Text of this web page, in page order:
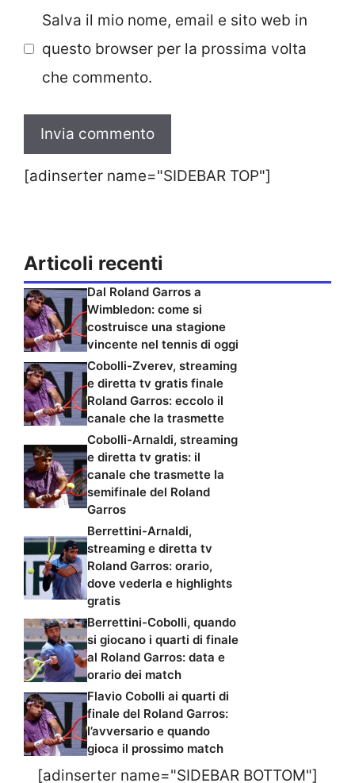
Salva il mio nome, email e sito web in
questo browser per la prossima volta
che commento.
[adinserter name="SIDEBAR TOP"]
Articoli recenti
Dal Roland Garros a
Wimbledon: come si
costruisce una stagione
vincente nel tennis di oggi
Cobolli-Zverev, streaming
e diretta tv gratis finale
Roland Garros: eccolo il
canale che la trasmette
Cobolli-Arnaldi, streaming
e diretta tv gratis: il
canale che trasmette la
semifinale del Roland
Garros
Berrettini-Arnaldi,
streaming e diretta tv
Roland Garros: orario,
dove vederla e highlights
gratis
Berrettini-Cobolli, quando
si giocano i quarti di finale
al Roland Garros: data e
orario dei match
Flavio Cobolli ai quarti di
finale del Roland Garros:
l’avversario e quando
gioca il prossimo match
[adinserter name="SIDEBAR BOTTOM"]